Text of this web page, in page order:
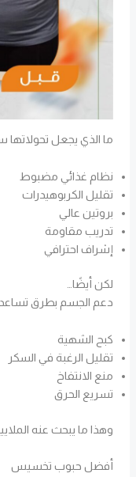
ما الذي يجعل تحولاتها
نظام غذائي مضبوط
تقليل الكربوهيدرات
بروتين عالي
تدريب مقاومة
إشراف احترافي
لكن أيضًا…
دعم الجسم بطرق
كبح الشهية
تقليل الرغبة في السكر
منع الانتفاخ
تسريع الحرق
وهذا ما يبحث عنه
أفضل حبوب تخسيس